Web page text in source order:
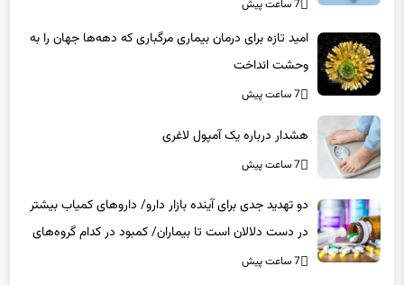
امید تازه برای درمان بیماری مرگباری که دهه‌ها جهان را به
وحشت انداخت
7 ساعت پیش
7 ساعت پیش
در دست دلالان است تا بیماران/ کمبود در کدام گروه‌های
دارویی محسوس‌تر است؟
7 ساعت پیش